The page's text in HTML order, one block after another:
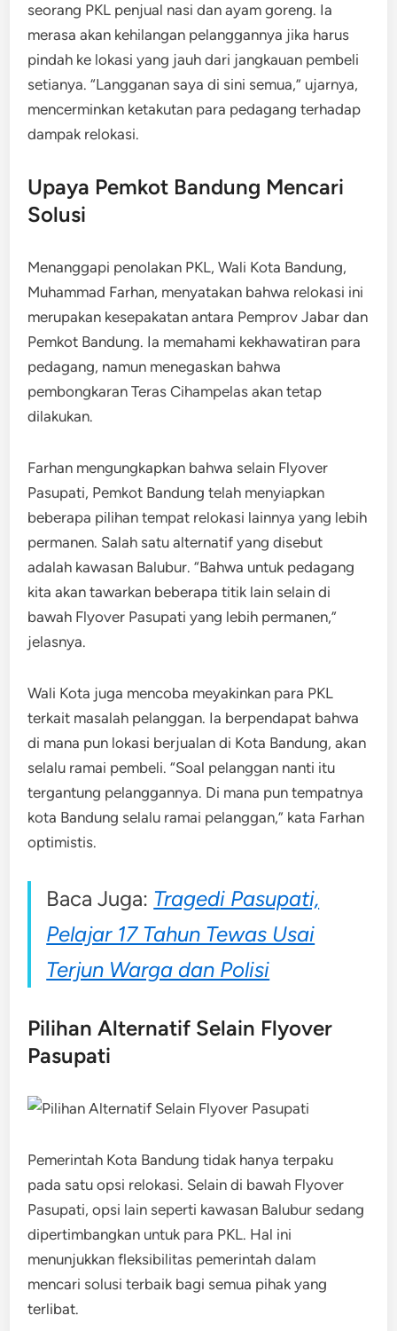
seorang PKL penjual nasi dan ayam goreng. Ia
merasa akan kehilangan pelanggannya jika harus
pindah ke lokasi yang jauh dari jangkauan pembeli
setianya. “Langganan saya di sini semua,” ujarnya,
mencerminkan ketakutan para pedagang terhadap
dampak relokasi.
Upaya Pemkot Bandung Mencari
Solusi
Menanggapi penolakan PKL, Wali Kota Bandung,
Muhammad Farhan, menyatakan bahwa relokasi ini
merupakan kesepakatan antara Pemprov Jabar dan
Pemkot Bandung. Ia memahami kekhawatiran para
pedagang, namun menegaskan bahwa
pembongkaran Teras Cihampelas akan tetap
dilakukan.
Farhan mengungkapkan bahwa selain Flyover
Pasupati, Pemkot Bandung telah menyiapkan
beberapa pilihan tempat relokasi lainnya yang lebih
permanen. Salah satu alternatif yang disebut
adalah kawasan Balubur. “Bahwa untuk pedagang
kita akan tawarkan beberapa titik lain selain di
bawah Flyover Pasupati yang lebih permanen,”
jelasnya.
Wali Kota juga mencoba meyakinkan para PKL
terkait masalah pelanggan. Ia berpendapat bahwa
di mana pun lokasi berjualan di Kota Bandung, akan
selalu ramai pembeli. “Soal pelanggan nanti itu
tergantung pelanggannya. Di mana pun tempatnya
kota Bandung selalu ramai pelanggan,” kata Farhan
optimistis.
Baca Juga: Tragedi Pasupati,
Pelajar 17 Tahun Tewas Usai
Terjun Warga dan Polisi
Pilihan Alternatif Selain Flyover
Pasupati
Pemerintah Kota Bandung tidak hanya terpaku
pada satu opsi relokasi. Selain di bawah Flyover
Pasupati, opsi lain seperti kawasan Balubur sedang
dipertimbangkan untuk para PKL. Hal ini
menunjukkan fleksibilitas pemerintah dalam
mencari solusi terbaik bagi semua pihak yang
terlibat.